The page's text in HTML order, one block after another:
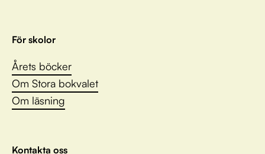
För skolor
Årets böcker
Om Stora bokvalet
Om läsning
Kontakta oss